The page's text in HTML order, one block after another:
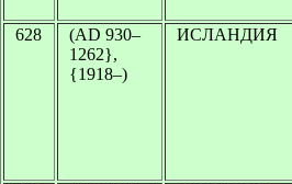
628
(AD 930–
1262},
{1918–)
ИСЛАНДИЯ